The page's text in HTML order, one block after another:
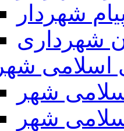
شهردار
شهرداری
اسلامی شهر
شهر
شهر